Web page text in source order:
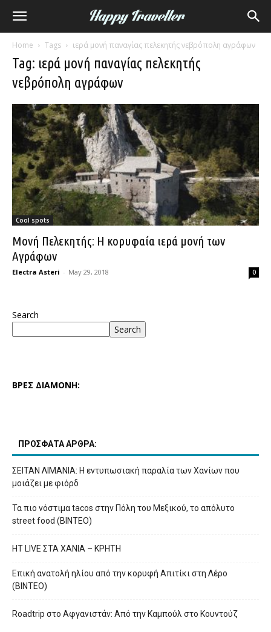
Home Tags ιερά μονή παναγίας πελεκητής νεβρόπολη αγράφων
Tag: ιερά μονή παναγίας πελεκητής
νεβρόπολη αγράφων
Cool spots
Μονή Πελεκητής: Η κορυφαία ιερά μονή των
Αγράφων
Electra Asteri - May 29, 2018 0
Search
Search
ΒΡΕΣ ΔΙΑΜΟΝΗ:
ΠΡΟΣΦΑΤΑ ΑΡΘΡΑ:
ΣΕΙΤΑΝ ΛΙΜΑΝΙΑ: Η εντυπωσιακή παραλία των Χανίων που
μοιάζει με φιόρδ
Τα πιο νόστιμα tacos στην Πόλη του Μεξικού, το απόλυτο
street food (ΒΙΝΤΕΟ)
HT LIVE ΣΤΑ ΧΑΝΙΑ – ΚΡΗΤΗ
Επική ανατολή ηλίου από την κορυφή Απιτίκι στη Λέρο
(ΒΙΝΤΕΟ)
Roadtrip στο Αφγανιστάν: Από την Καμπούλ στο Κουντούζ